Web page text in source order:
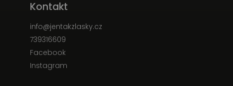
Kontakt
info@jentakzlasky.cz
739316609
Facebook
Instagram